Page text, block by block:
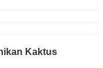
Kaktus